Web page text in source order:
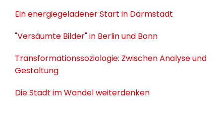
Ein energiegeladener Start in Darmstadt
"Versäumte Bilder" in Berlin und Bonn
Transformationssoziologie: Zwischen Analyse und
Gestaltung
Die Stadt im Wandel weiterdenken